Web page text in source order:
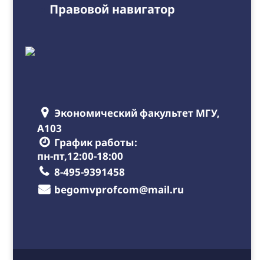
Правовой навигатор
Экономический факультет МГУ,
А103
График работы:
пн-пт,12:00-18:00
8-495-9391458
begomvprofcom@mail.ru